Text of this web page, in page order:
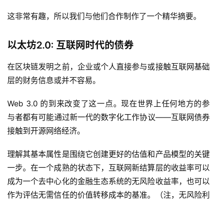
这非常有趣，所以我们与他们合作制作了一个精华摘要。
以太坊2.0: 互联网时代的债券
在区块链发明之前，企业或个人直接参与或接触互联网基础
层的财务信息或并不容易。
Web 3.0 的到来改变了这一点。现在世界上任何地方的参
与者都有可能通过新一代的数字化工作协议——互联网债券
接触到开源网络经济。
理解其基本属性是围绕它创建更好的估值和产品模型的关键
一步。在一个成熟的状态下，互联网新结算层的收益率可以
成为一个去中心化的金融生态系统的无风险收益率，也可以
作为评估无需信任的价值转移成本的基准。（注，无风险利